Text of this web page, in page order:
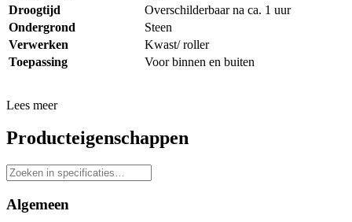
Droogtijd
Overschilderbaar na ca. 1 uur
Ondergrond
Steen
Verwerken
Kwast/ roller
Toepassing
Voor binnen en buiten
Lees meer
Producteigenschappen
Algemeen